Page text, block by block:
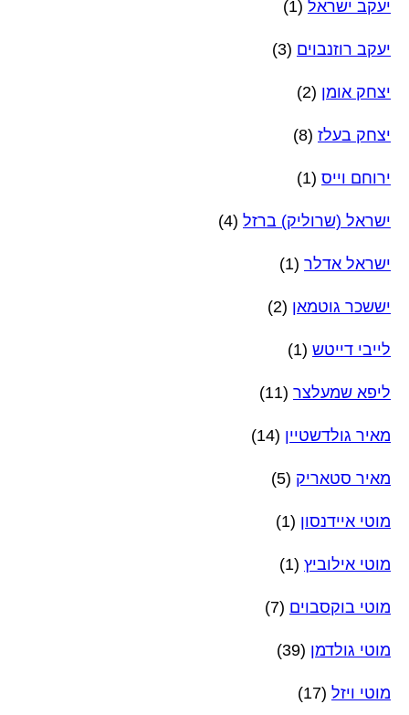
יעקב ישראל (1)
יעקב רוזנבוים (3)
יצחק אומן (2)
יצחק בעלז (8)
ירוחם וייס (1)
ישראל (שרוליק) ברזל (4)
ישראל אדלר (1)
יששכר גוטמאן (2)
לייבי דייטש (1)
ליפא שמעלצר (11)
מאיר גולדשטיין (14)
מאיר סטאריק (5)
מוטי איידנסון (1)
מוטי אילוביץ (1)
מוטי בוקסבוים (7)
מוטי גולדמן (39)
מוטי ויזל (17)